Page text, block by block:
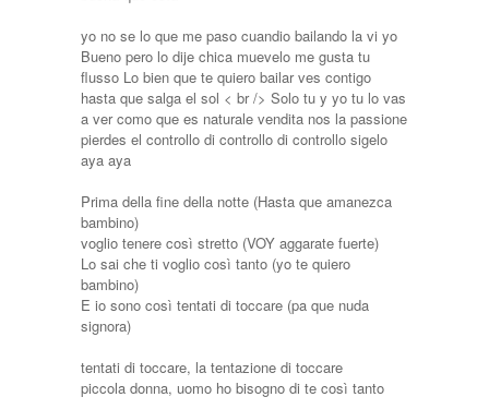
yo no se lo que me paso cuandio bailando la vi yo
Bueno pero lo dije chica muevelo me gusta tu
flusso Lo bien que te quiero bailar ves contigo
hasta que salga el sol < br /> Solo tu y yo tu lo vas
a ver como que es naturale vendita nos la passione
pierdes el controllo di controllo di controllo sigelo
aya aya
Prima della fine della notte (Hasta que amanezca
bambino)
voglio tenere così stretto (VOY aggarate fuerte)
Lo sai che ti voglio così tanto (yo te quiero
bambino)
E io sono così tentati di toccare (pa que nuda
signora)
tentati di toccare, la tentazione di toccare
piccola donna, uomo ho bisogno di te così tanto